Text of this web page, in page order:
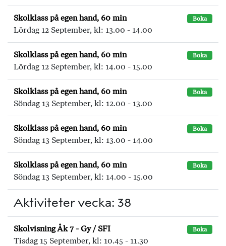
Skolklass på egen hand, 60 min Boka
Lördag 12 September, kl: 13.00 - 14.00
Skolklass på egen hand, 60 min Boka
Lördag 12 September, kl: 14.00 - 15.00
Skolklass på egen hand, 60 min Boka
Söndag 13 September, kl: 12.00 - 13.00
Skolklass på egen hand, 60 min Boka
Söndag 13 September, kl: 13.00 - 14.00
Skolklass på egen hand, 60 min Boka
Söndag 13 September, kl: 14.00 - 15.00
Aktiviteter vecka: 38
Skolvisning Åk 7 - Gy / SFI Boka
Tisdag 15 September, kl: 10.45 - 11.30